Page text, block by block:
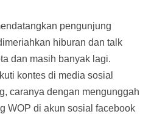
pengunjung
hiburan dan talk
dan masih banyak lagi.
kontes di media sosial
caranya dengan mengunggah
WOP di akun sosial facebook